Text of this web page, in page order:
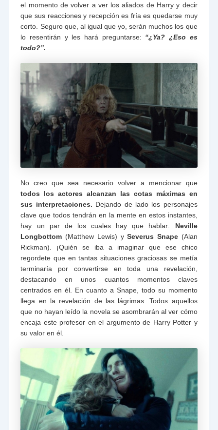
el momento de volver a ver los aliados de Harry y decir
que sus reacciones y recepción es fría es quedarse muy
corto. Seguro que, al igual que yo, serán muchos los que
lo resentirán y les hará preguntarse: “¿Ya? ¿Eso es
todo?”.
No creo que sea necesario volver a mencionar que
todos los actores alcanzan las cotas máximas en
sus interpretaciones. Dejando de lado los personajes
clave que todos tendrán en la mente en estos instantes,
hay un par de los cuales hay que hablar: Neville
Longbottom (Matthew Lewis) ySeverus Snape(Alan
Rickman). ¡Quién se iba a imaginar que ese chico
regordete que en tantas situaciones graciosas se metía
terminaría por convertirse en toda una revelación,
destacando en unos cuantos momentos claves
centrados en él. En cuanto a Snape, todo su momento
llega en la revelación de las lágrimas. Todos aquellos
que no hayan leído la novela se asombrarán al ver cómo
encaja este profesor en el argumento de Harry Potter y
su valor en él.